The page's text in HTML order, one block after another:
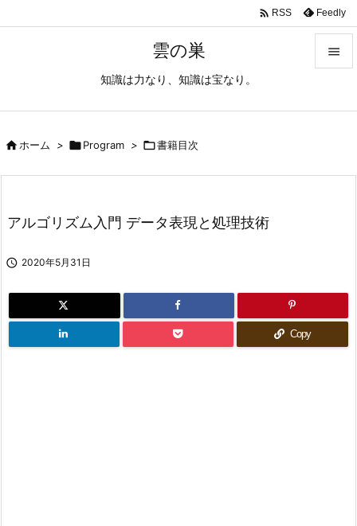
雲の巣
知識は力なり、知識は宝なり。

 RSS Feedly
ホーム > Program > 書籍目次
アルゴリズム入門 データ表現と処理技術
 2020年5月31日
Copy